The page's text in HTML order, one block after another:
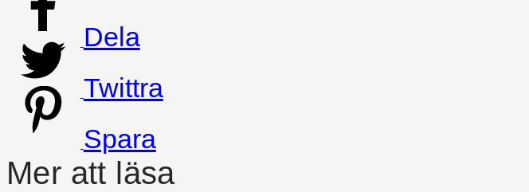
Dela
Twittra
Spara
Mer att läsa